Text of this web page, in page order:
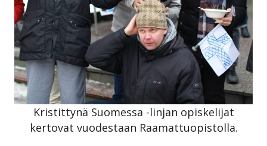
Kristittynä Suomessa -linjan opiskelijat
kertovat vuodestaan Raamattuopistolla.